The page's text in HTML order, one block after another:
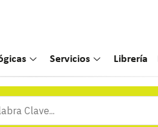
Servicios Librería